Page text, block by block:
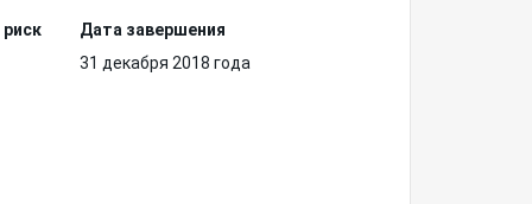
Дата завершения
31 декабря 2018 года